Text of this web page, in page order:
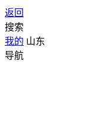
返回
搜索
我的 山东
导航